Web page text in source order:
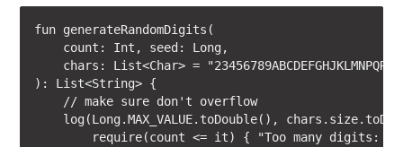
fun generateRandomDigits(
    count: Int, seed: Long,
chars: List<Char> =
): List<String> {
    // make sure don't overflow
log(Long.MAX_VALUE.toDouble(),
require(count <= it) { "Too many digits: